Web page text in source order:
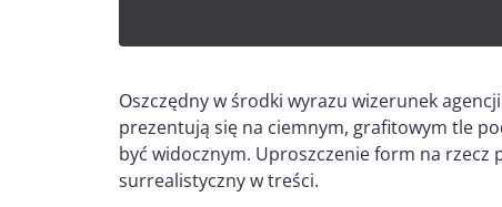
Oszczędny w środki wyrazu wizerunek
prezentują się na ciemnym, grafitowym tle
być widocznym. Uproszczenie form na rzecz
surrealistyczny w treści.